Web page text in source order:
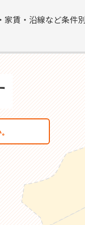
家賃・沿線など条件